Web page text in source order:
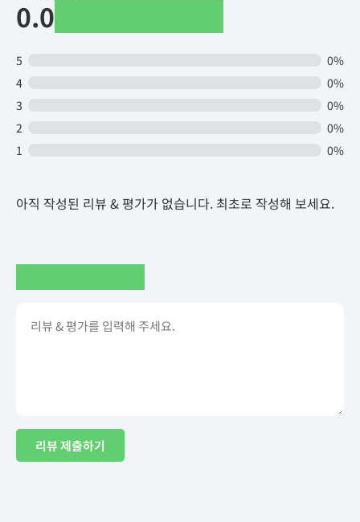
0.0
5
0%
4
0%
3
0%
2
0%
1
0%
아직 작성된 리뷰 & 평가가 없습니다. 최초로 작성해 보세요.
리뷰 제출하기